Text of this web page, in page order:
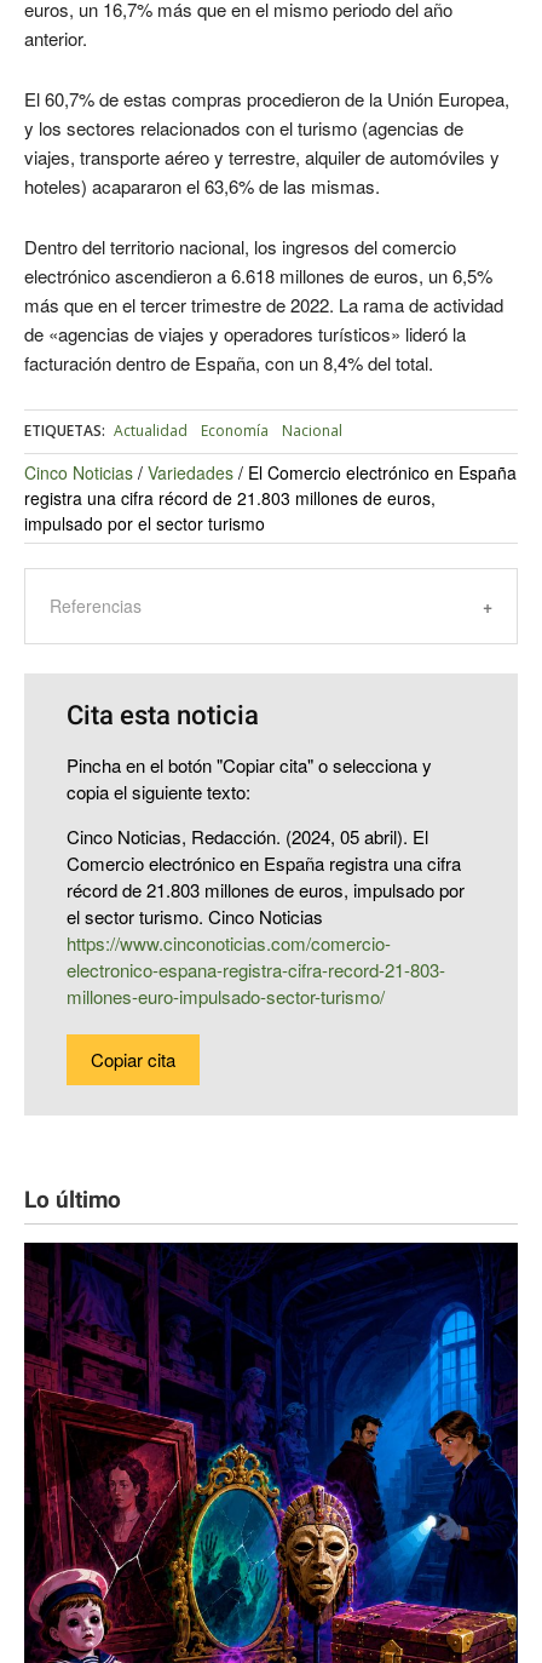
euros, un 16,7% más que en el mismo periodo del año
anterior.
El 60,7% de estas compras procedieron de la Unión Europea,
y los sectores relacionados con el turismo (agencias de
viajes, transporte aéreo y terrestre, alquiler de automóviles y
hoteles) acapararon el 63,6% de las mismas.
Dentro del territorio nacional, los ingresos del comercio
electrónico ascendieron a 6.618 millones de euros, un 6,5%
más que en el tercer trimestre de 2022. La rama de actividad
de «agencias de viajes y operadores turísticos» lideró la
facturación dentro de España, con un 8,4% del total.
ETIQUETAS: Actualidad Economía Nacional
Cinco Noticias / Variedades / El Comercio electrónico en España
registra una cifra récord de 21.803 millones de euros,
impulsado por el sector turismo
Referencias
Cita esta noticia
Pincha en el botón "Copiar cita" o selecciona y
copia el siguiente texto:
Cinco Noticias, Redacción. (2024, 05 abril). El
Comercio electrónico en España registra una cifra
récord de 21.803 millones de euros, impulsado por
el sector turismo. Cinco Noticias
https://www.cinconoticias.com/comercio-
electronico-espana-registra-cifra-record-21-803-
millones-euro-impulsado-sector-turismo/
Copiar cita
Lo último